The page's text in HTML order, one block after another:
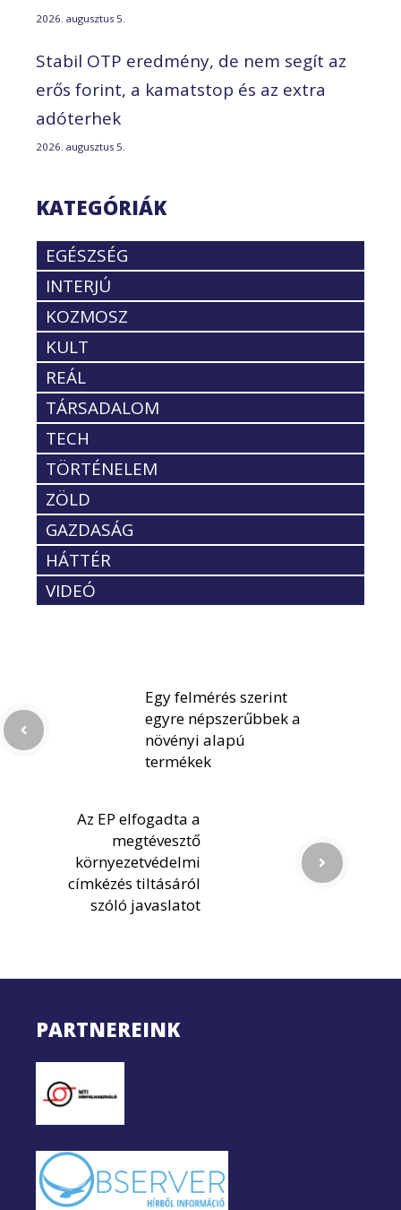
2026. augusztus 5.
Stabil OTP eredmény, de nem segít az
erős forint, a kamatstop és az extra
adóterhek
2026. augusztus 5.
KATEGÓRIÁK
EGÉSZSÉG
INTERJÚ
KOZMOSZ
KULT
REÁL
TÁRSADALOM
TECH
TÖRTÉNELEM
ZÖLD
GAZDASÁG
HÁTTÉR
VIDEÓ
Egy felmérés szerint
egyre népszerűbbek a
növényi alapú
termékek
Az EP elfogadta a
megtévesztő
környezetvédelmi
címkézés tiltásáról
szóló javaslatot
PARTNEREINK